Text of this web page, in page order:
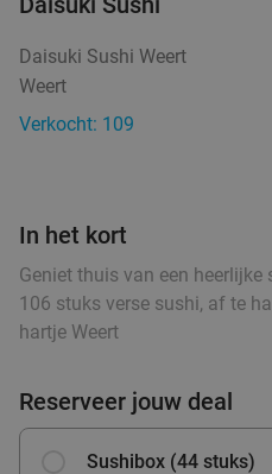
food
food
food
food
Café Ponte im
Brüggen
Verkocht: 121
Waardebon voor gebak
Godfried de Vocht De
Vandaag
Leende
Daisuki Sushi Weert
Weert
Verkocht: 109
In het kort
Geniet thuis van een
106 stuks verse sushi, af te
hartje Weert
Reserveer jouw deal
Sushibox (44 stuks)